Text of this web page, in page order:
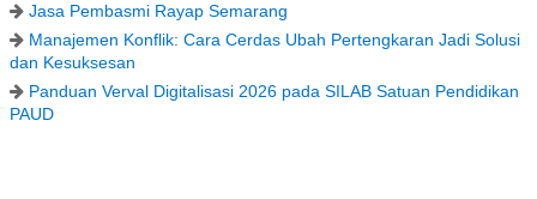
Jasa Pembasmi Rayap Semarang
Manajemen Konflik: Cara Cerdas Ubah Pertengkaran Jadi Solusi
dan Kesuksesan
Panduan Verval Digitalisasi 2026 pada SILAB Satuan Pendidikan
PAUD